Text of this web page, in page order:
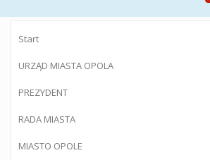
Start
URZĄD MIASTA OPOLA
PREZYDENT
RADA MIASTA
MIASTO OPOLE